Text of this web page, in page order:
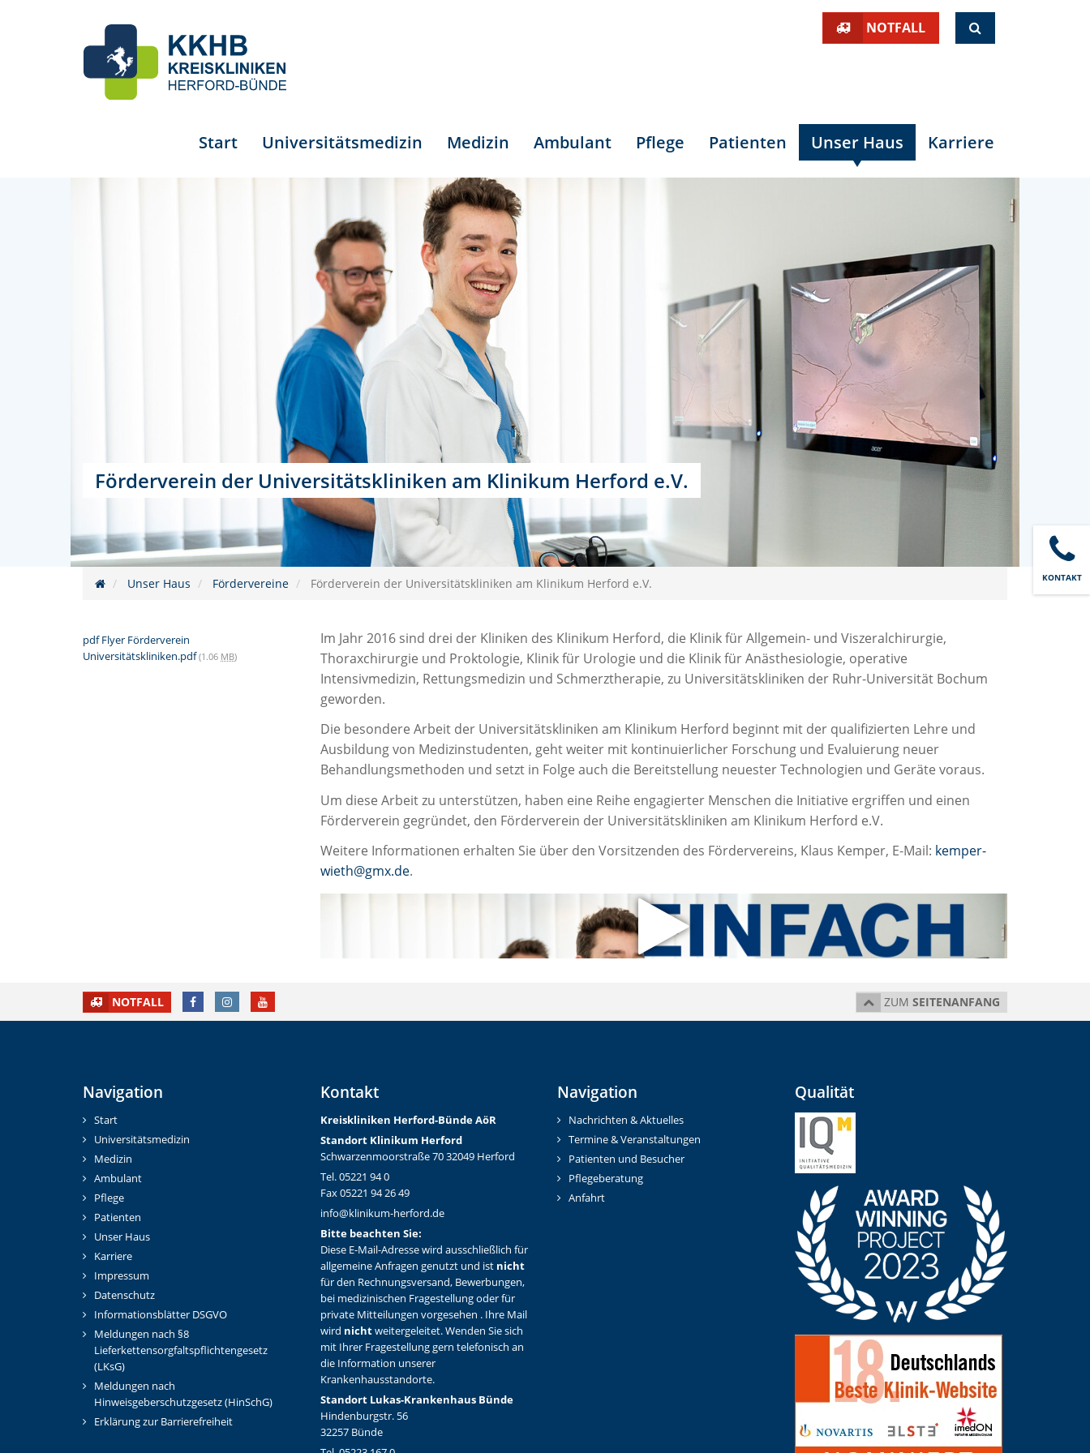
NOTFALL
Start Universitätsmedizin Medizin Ambulant Pflege Patienten Unser Haus Karriere
KONTAKT
Förderverein der Universitätskliniken am Klinikum Herford e.V.
Unser Haus Fördervereine Förderverein der Universitätskliniken am Klinikum Herford e.V.
Im Jahr 2016 sind drei der Kliniken des Klinikum Herford, die Klinik für Allgemein- und Viszeralchirurgie,
Thoraxchirurgie und Proktologie, Klinik für Urologie und die Klinik für Anästhesiologie, operative
Intensivmedizin, Rettungsmedizin und Schmerztherapie, zu Universitätskliniken der Ruhr-Universität Bochum
geworden.
Die besondere Arbeit der Universitätskliniken am Klinikum Herford beginnt mit der qualifizierten Lehre und
Ausbildung von Medizinstudenten, geht weiter mit kontinuierlicher Forschung und Evaluierung neuer
Behandlungsmethoden und setzt in Folge auch die Bereitstellung neuester Technologien und Geräte voraus.
Um diese Arbeit zu unterstützen, haben eine Reihe engagierter Menschen die Initiative ergriffen und einen
Förderverein gegründet, den Förderverein der Universitätskliniken am Klinikum Herford e.V.
Weitere Informationen erhalten Sie über den Vorsitzenden des Fördervereins, Klaus Kemper, E-Mail: kemper-
wieth@gmx.de.
pdf Flyer Förderverein
Universitätskliniken.pdf(1.06 MB)
NOTFALL FACEBOOKINSTAGRAMYOUTUBE ZUM SEITENANFANG
Navigation
Start
Universitätsmedizin
Medizin
Ambulant
Pflege
Patienten
Unser Haus
Karriere
Impressum
Datenschutz
Informationsblätter DSGVO
Meldungen nach §8
Lieferkettensorgfaltspflichtengesetz
(LKsG)
Meldungen nach
Hinweisgeberschutzgesetz (HinSchG)
Erklärung zur Barrierefreiheit
Kontakt
Kreiskliniken Herford-Bünde AöR
Standort Klinikum Herford
Schwarzenmoorstraße 70 32049 Herford
Tel. 05221 94 0
Fax 05221 94 26 49
info@klinikum-herford.de
Bitte beachten Sie:
Diese E-Mail-Adresse wird ausschließlich für
allgemeine Anfragen genutzt und ist nicht
für den Rechnungsversand, Bewerbungen,
bei medizinischen Fragestellung oder für
private Mitteilungen vorgesehen . Ihre Mail
wird nichtweitergeleitet. Wenden Sie sich
mit Ihrer Fragestellung gern telefonisch an
die Information unserer
Krankenhausstandorte.
Standort Lukas-Krankenhaus Bünde
Hindenburgstr. 56
32257 Bünde
Navigation
Nachrichten & Aktuelles
Termine & Veranstaltungen
Patienten und Besucher
Pflegeberatung
Anfahrt
Qualität